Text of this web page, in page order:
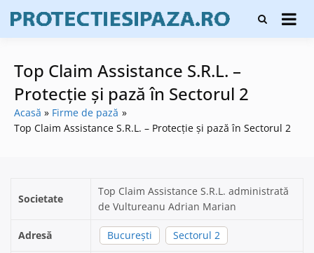
content
Firme de
protecție și
evaluatori de
securitate
Top Claim Assistance S.R.L. –
Protecție și pază în Sectorul 2
Acasă
Firme de pază
Top Claim Assistance S.R.L. – Protecție și pază în Sectorul 2
Societate
Top Claim Assistance S.R.L. administrată
de Vultureanu Adrian Marian
Adresă București Sectorul 2